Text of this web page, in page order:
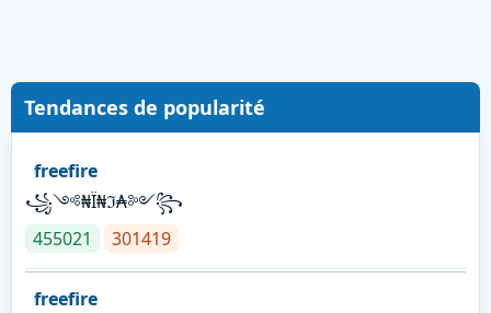
Tendances de popularité
freefire
꧁༺₦Ї₦ℑ₳༻꧂
455021
301419
freefire